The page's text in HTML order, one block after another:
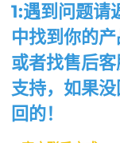
带宽：
严禁：违法业
CPU采用E5处
¥98.00 起/ 月
1:遇到问题请
中找到你的产
或者找售后
支持，如果
回的！